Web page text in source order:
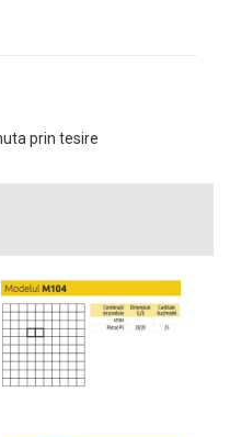
prin tesire